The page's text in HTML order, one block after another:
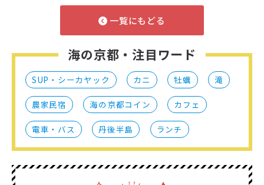
一覧にもどる
海の京都・注目ワード
SUP・シーカヤック カニ 牡蠣 滝
農家民宿 海の京都コイン カフェ
電車・バス 丹後半島 ランチ